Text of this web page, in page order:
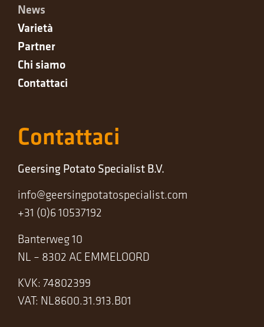
News
Varietà
Partner
Chi siamo
Contattaci
Contattaci
Geersing Potato Specialist B.V.
info@geersingpotatospecialist.com
+31 (0)6 10537192
Banterweg 10
NL – 8302 AC EMMELOORD
KVK: 74802399
VAT: NL8600.31.913.B01